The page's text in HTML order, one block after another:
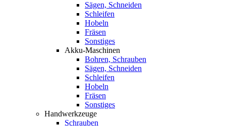
Sägen, Schneiden
Schleifen
Hobeln
Fräsen
Sonstiges
Akku-Maschinen
Bohren, Schrauben
Sägen, Schneiden
Schleifen
Hobeln
Fräsen
Sonstiges
Handwerkzeuge
Schrauben